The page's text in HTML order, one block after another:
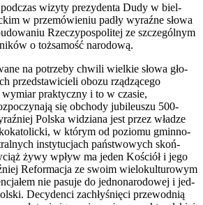
wizy­ty pre­zy­den­ta Dudy w biel­
w prze­mó­wie­niu padły wyraź­ne sło­wa
Rze­czy­po­spo­li­tej ze szcze­gól­nym
o toż­sa­mość naro­do­wą.
na potrze­by chwi­li wiel­kie sło­wa gło­
przed­sta­wi­cie­li obo­zu rzą­dzą­ce­go
wymiar prak­tycz­ny i to w cza­sie,
się obcho­dy jubi­le­uszu 500-
Pol­ska widzia­na jest przez wła­dze
w któ­rym od pozio­mu gmin­no-
insty­tu­cjach pań­stwo­wych skoń­
żywy wpływ ma jeden Kościół i jego
Refor­ma­cja ze swo­im wie­lo­kul­tu­ro­wym
nie pasu­je do jed­no­na­ro­do­wej i jed­
Decy­den­ci zachły­śnię­ci prze­wod­nią